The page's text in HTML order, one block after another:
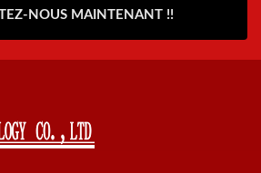
NOUS MAINTENANT !!